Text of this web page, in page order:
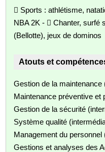
 Sports : athlétisme,
NBA 2K -  Chanter, surfé
(Bellotte), jeux de dominos
Atouts et
Gestion de la maintenance
Maintenance préventive et
Gestion de la sécurité
Système qualité
Management du personnel
Gestions et analyses des